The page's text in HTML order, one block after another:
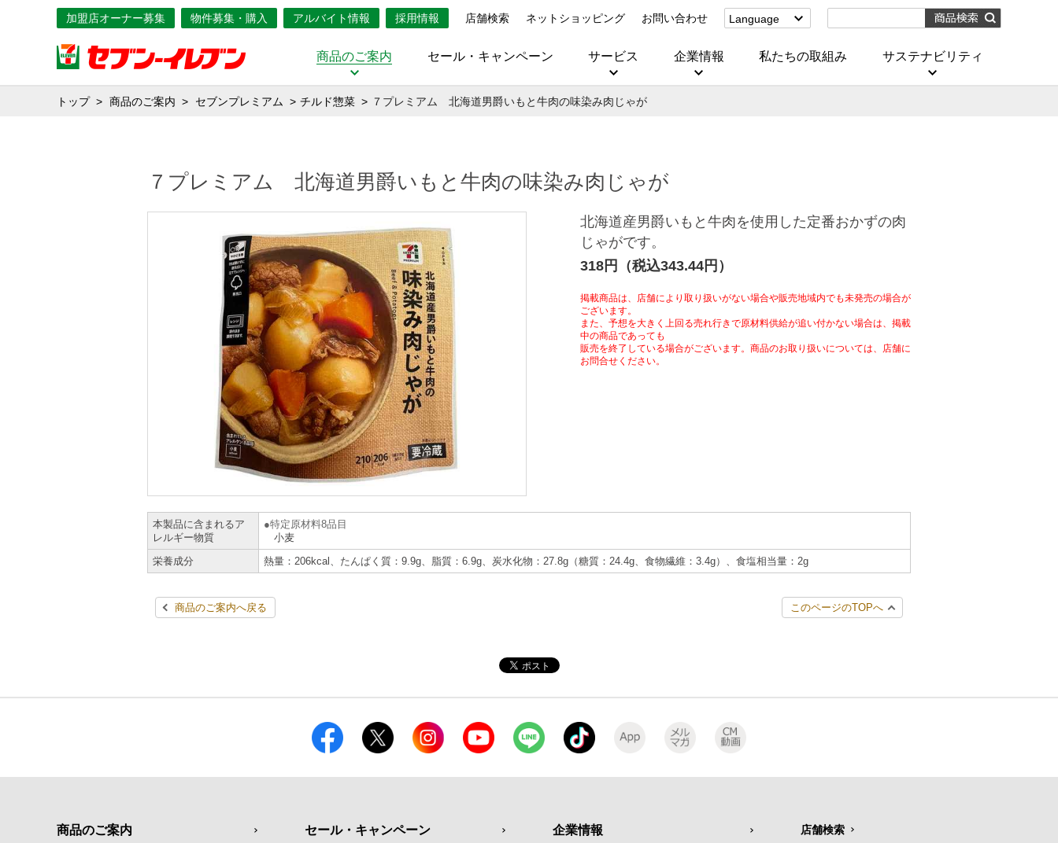
加盟店オーナー募集 物件募集・購入 アルバイト情報 採用情報 店舗検索 ネットショッピング お問い合わせ
Language
(Corporate)
商品のご案内 セール・キャンペーン サービス 企業情報 私たちの取組み サステナビリティ
トップ 商品のご案内 セブンプレミアム チルド惣菜 ７プレミアム 北海道男爵いもと牛肉の味染み肉じゃが
７プレミアム 北海道男爵いもと牛肉の味染み肉じゃが
北海道産男爵いもと牛肉を使用した定番おかずの肉
じゃがです。
318円（税込343.44円）
掲載商品は、店舗により取り扱いがない場合や販売地域内でも未発売の場合が
ございます。
また、予想を大きく上回る売れ行きで原材料供給が追い付かない場合は、掲載
中の商品であっても
販売を終了している場合がございます。商品のお取り扱いについては、店舗に
お問合せください。
本製品に含まれるア
レルギー物質
特定原材料8品目
小麦
栄養成分
熱量：206kcal、たんぱく質：9.9g、脂質：6.9g、炭水化物：27.8g（糖質：24.4g、食物繊維：3.4g）、食塩相当量：2g
商品のご案内へ戻る このページのTOPへ
商品のご案内 セール・キャンペーン 企業情報
店舗検索